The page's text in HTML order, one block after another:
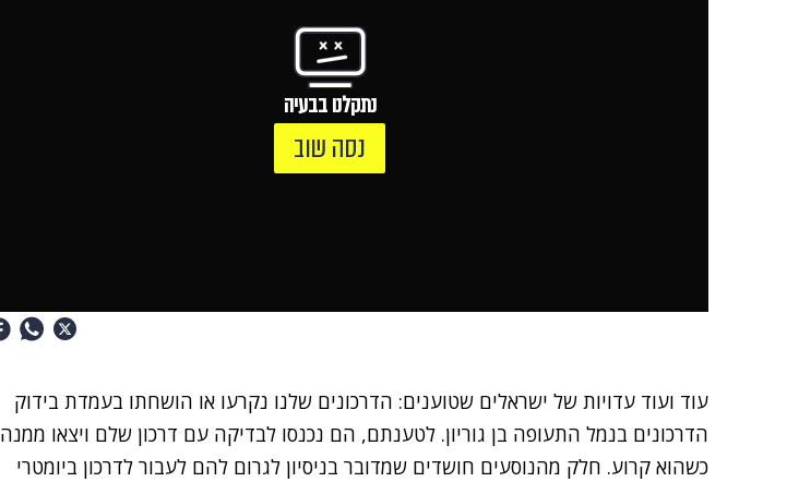
נתקלנו בבעיה
נסה שוב
עוד ועוד עדויות של ישראלים שטוענים: הדרכונים שלנו נקרעו או הושחתו בעמדת בידוק
הדרכונים בנמל התעופה בן גוריון. לטענתם, הם נכנסו לבדיקה עם דרכון שלם ויצאו ממנה
כשהוא קרוע. חלק מהנוסעים חושדים שמדובר בניסיון לגרום להם לעבור לדרכון ביומטרי